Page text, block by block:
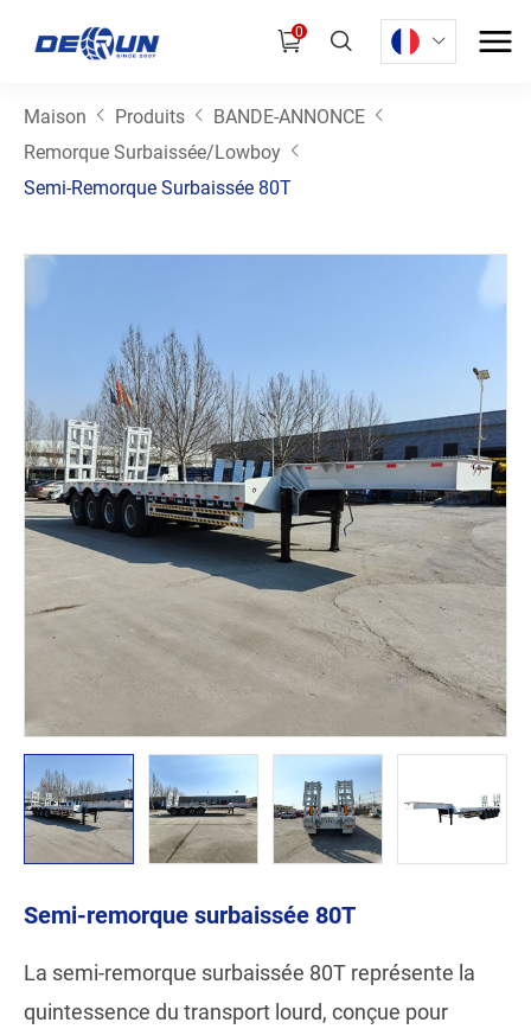
0
Maison Produits
BANDE-ANNONCE
Remorque Surbaissée/Lowboy
Semi-Remorque Surbaissée 80T
Semi-remorque surbaissée 80T
La semi-remorque surbaissée 80T représente la
quintessence du transport lourd, conçue pour